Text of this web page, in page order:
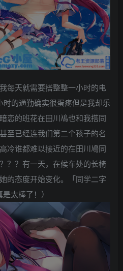
每天就需要搭整整一小时的电
的通勤确实很蛋疼但是我却乐
的班花在田川鳰也和我搭同
至已经连我们第二个孩子的名
谁都难以接近的在田川鳰同
？有一天，在候车处的长椅
的态度开始变化。「同学二字
太棒了！）